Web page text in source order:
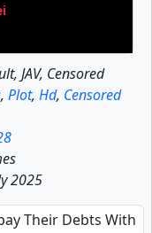
JAV, Censored
, Plot, Hd, Censored
2025